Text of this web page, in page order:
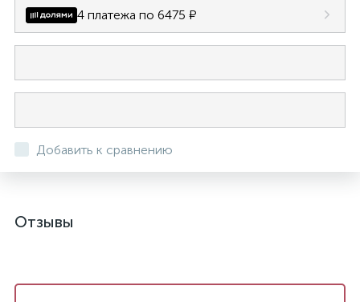
4 платежа по 6475 ₽
Добавить к сравнению
Отзывы